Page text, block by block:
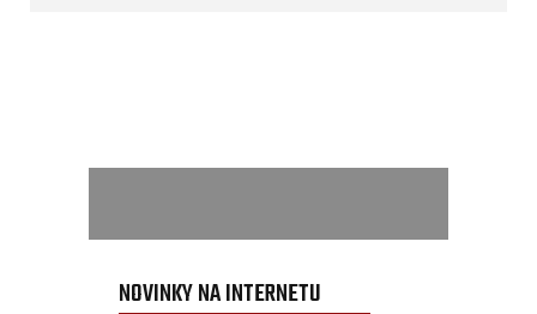
NOVINKY NA INTERNETU